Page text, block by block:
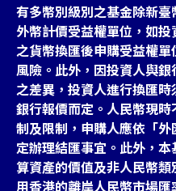
有多幣別級別之基金除新
外幣計價受益權單位，如
之貨幣換匯後申購受益權
風險。此外，因投資人與
之差異，投資人進行換匯
銀行報價而定。人民幣現
制及限制，申購人應依「
定辦理結匯事宜。此外，
算資產的價值及非人民幣
用香港的離岸人民幣市場